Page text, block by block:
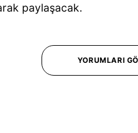
paylaşacak.
YORUMLARI